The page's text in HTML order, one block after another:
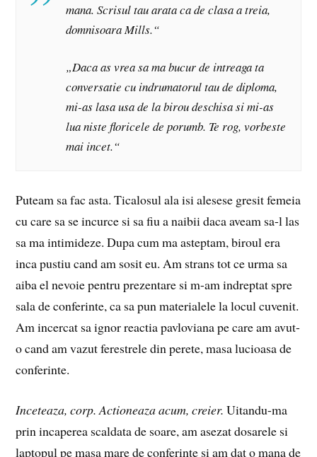
mana. Scrisul tau arata ca de clasa a treia,
domnisoara Mills.“
„Daca as vrea sa ma bucur de intreaga ta
conversatie cu indrumatorul tau de diploma,
mi-as lasa usa de la birou deschisa si mi-as
lua niste floricele de porumb. Te rog, vorbeste
mai incet.“
Puteam sa fac asta. Ticalosul ala isi alesese gresit femeia
cu care sa se incurce si sa fiu a naibii daca aveam sa-l las
sa ma intimideze. Dupa cum ma asteptam, biroul era
inca pustiu cand am sosit eu. Am strans tot ce urma sa
aiba el nevoie pentru prezentare si m-am indreptat spre
sala de conferinte, ca sa pun materialele la locul cuvenit.
Am incercat sa ignor reactia pavloviana pe care am avut-
o cand am vazut ferestrele din perete, masa lucioasa de
conferinte.
Inceteaza, corp. Actioneaza acum, creier.Uitandu-ma
prin incaperea scaldata de soare, am asezat dosarele si
laptopul pe masa mare de conferinte si am dat o mana de